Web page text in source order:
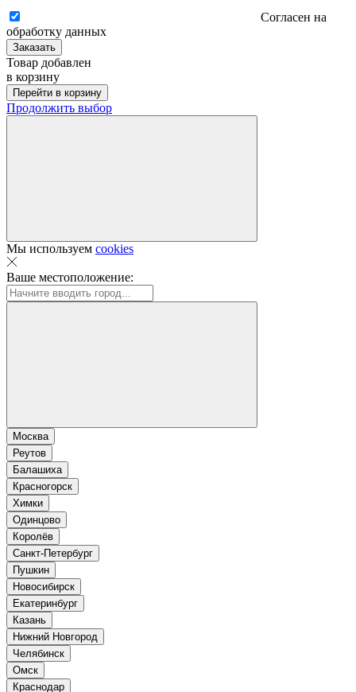
Согласен на
обработку данных
Заказать
Товар добавлен
в корзину
Перейти в корзину
Продолжить выбор
Мы используем cookies
Ваше местоположение:
Москва
Реутов
Балашиха
Красногорск
Химки
Одинцово
Королёв
Санкт-Петербург
Пушкин
Новосибирск
Екатеринбург
Казань
Нижний Новгород
Челябинск
Омск
Краснодар